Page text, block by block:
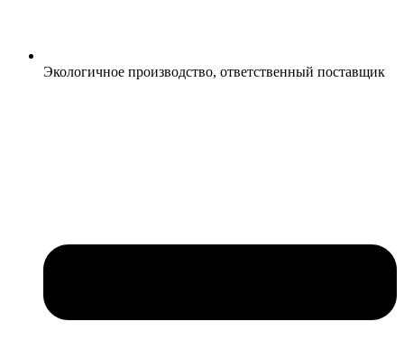
Экологичное производство, ответственный поставщик